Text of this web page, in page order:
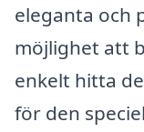
eleganta och
möjlighet att
enkelt hitta
för den